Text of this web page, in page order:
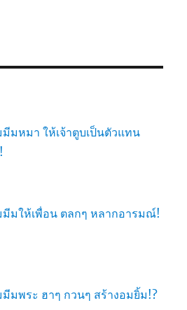
มหมา ให้เจ้าตูบเป็นตัวแทน
มีมให้เพื่อน ตลกๆ หลากอารมณ์!
มพระ ฮาๆ กวนๆ สร้างอมยิ้ม!?